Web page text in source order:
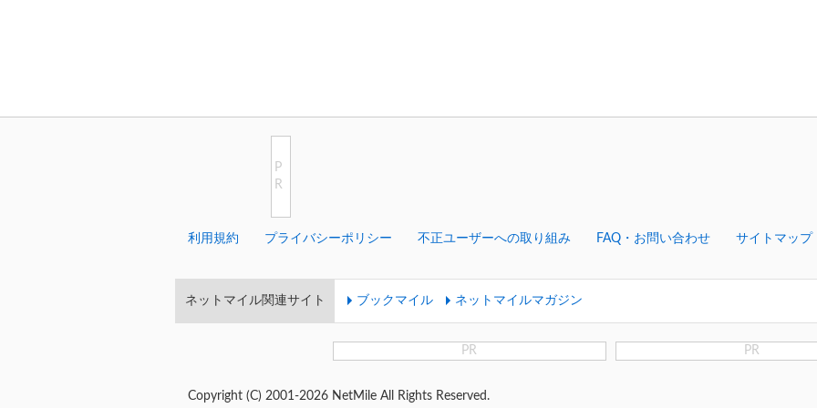
P
R
利用規約 プライバシーポリシー 不正ユーザーへの取り組み FAQ・お問い合わせ サイトマップ
ネットマイル関連サイト ブックマイル ネットマイルマガジン
PR PR
Copyright (C) 2001-2026 NetMile All Rights Reserved.